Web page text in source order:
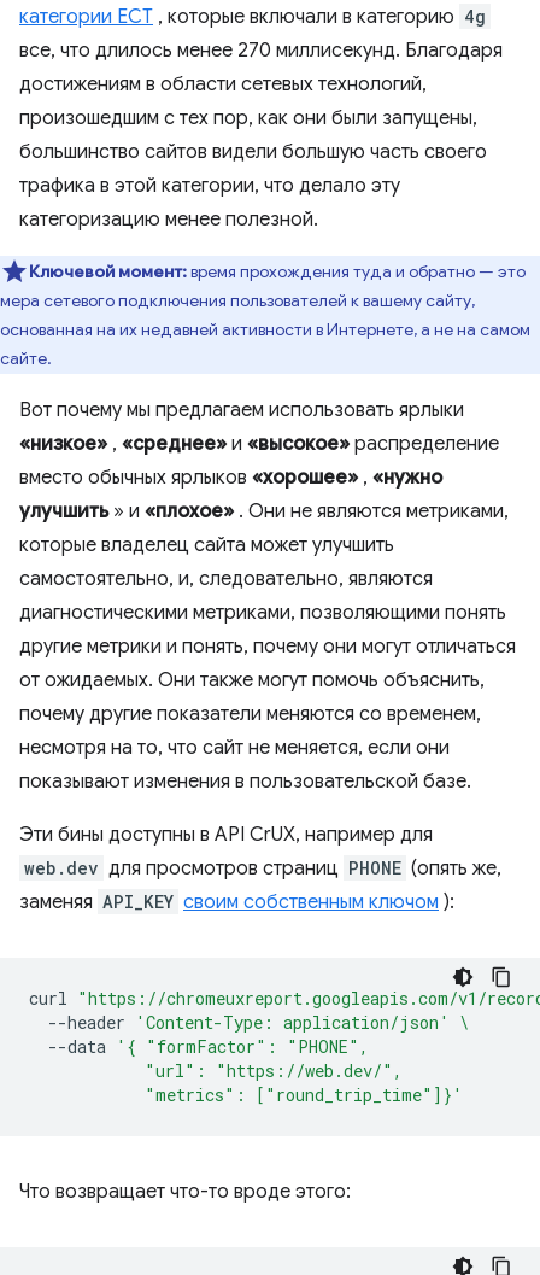
категории ECT , которые включали в категорию 4g
все, что длилось менее 270 миллисекунд. Благодаря
достижениям в области сетевых технологий,
произошедшим с тех пор, как они были запущены,
большинство сайтов видели большую часть своего
трафика в этой категории, что делало эту
категоризацию менее полезной.
Ключевой момент:время прохождения туда и обратно — это
мера сетевого подключения пользователей к вашему сайту,
основанная на их недавней активности в Интернете, а не на самом
сайте.
Вот почему мы предлагаем использовать ярлыки
«низкое» , «среднее» и «высокое» распределение
вместо обычных ярлыков «хорошее» , «нужно
улучшить» и «плохое» . Они не являются метриками,
которые владелец сайта может улучшить
самостоятельно, и, следовательно, являются
диагностическими метриками, позволяющими понять
другие метрики и понять, почему они могут отличаться
от ожидаемых. Они также могут помочь объяснить,
почему другие показатели меняются со временем,
несмотря на то, что сайт не меняется, если они
показывают изменения в пользовательской базе.
Эти бины доступны в API CrUX, например для
web.dev для просмотров страниц PHONE (опять же,
заменяя API_KEY своим собственным ключом ):
curl "https://chromeuxreport.googleapis.com/v1/
--header
'Content-Type: application/json'
\
--data '{ "formFactor": "PHONE",
            "url": "https://web.dev/",
            "metrics": ["round_trip_time"]}'
Что возвращает что-то вроде этого: